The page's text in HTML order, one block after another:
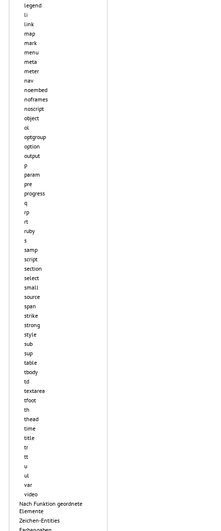
legend
li
link
map
mark
menu
meta
meter
nav
noembed
noframes
noscript
object
ol
optgroup
option
output
p
param
pre
progress
q
rp
rt
ruby
s
samp
script
section
select
small
source
span
strike
strong
style
sub
sup
table
tbody
td
textarea
tfoot
th
thead
time
title
tr
tt
u
ul
var
video
Nach Funktion geordnete
Elemente
Zeichen-Entities